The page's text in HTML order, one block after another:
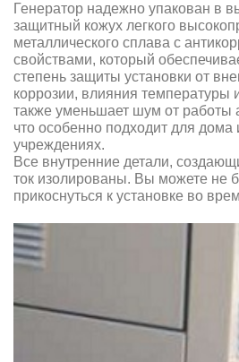
Генератор надежно упакован в
защитный кожух легкого
металлического сплава с
свойствами, который
степень защиты установки от
коррозии, влияния температуры
также уменьшает шум от работы
что особенно подходит для
учреждениях.
Все внутренние детали,
ток изолированы. Вы можете не
прикоснуться к установке во